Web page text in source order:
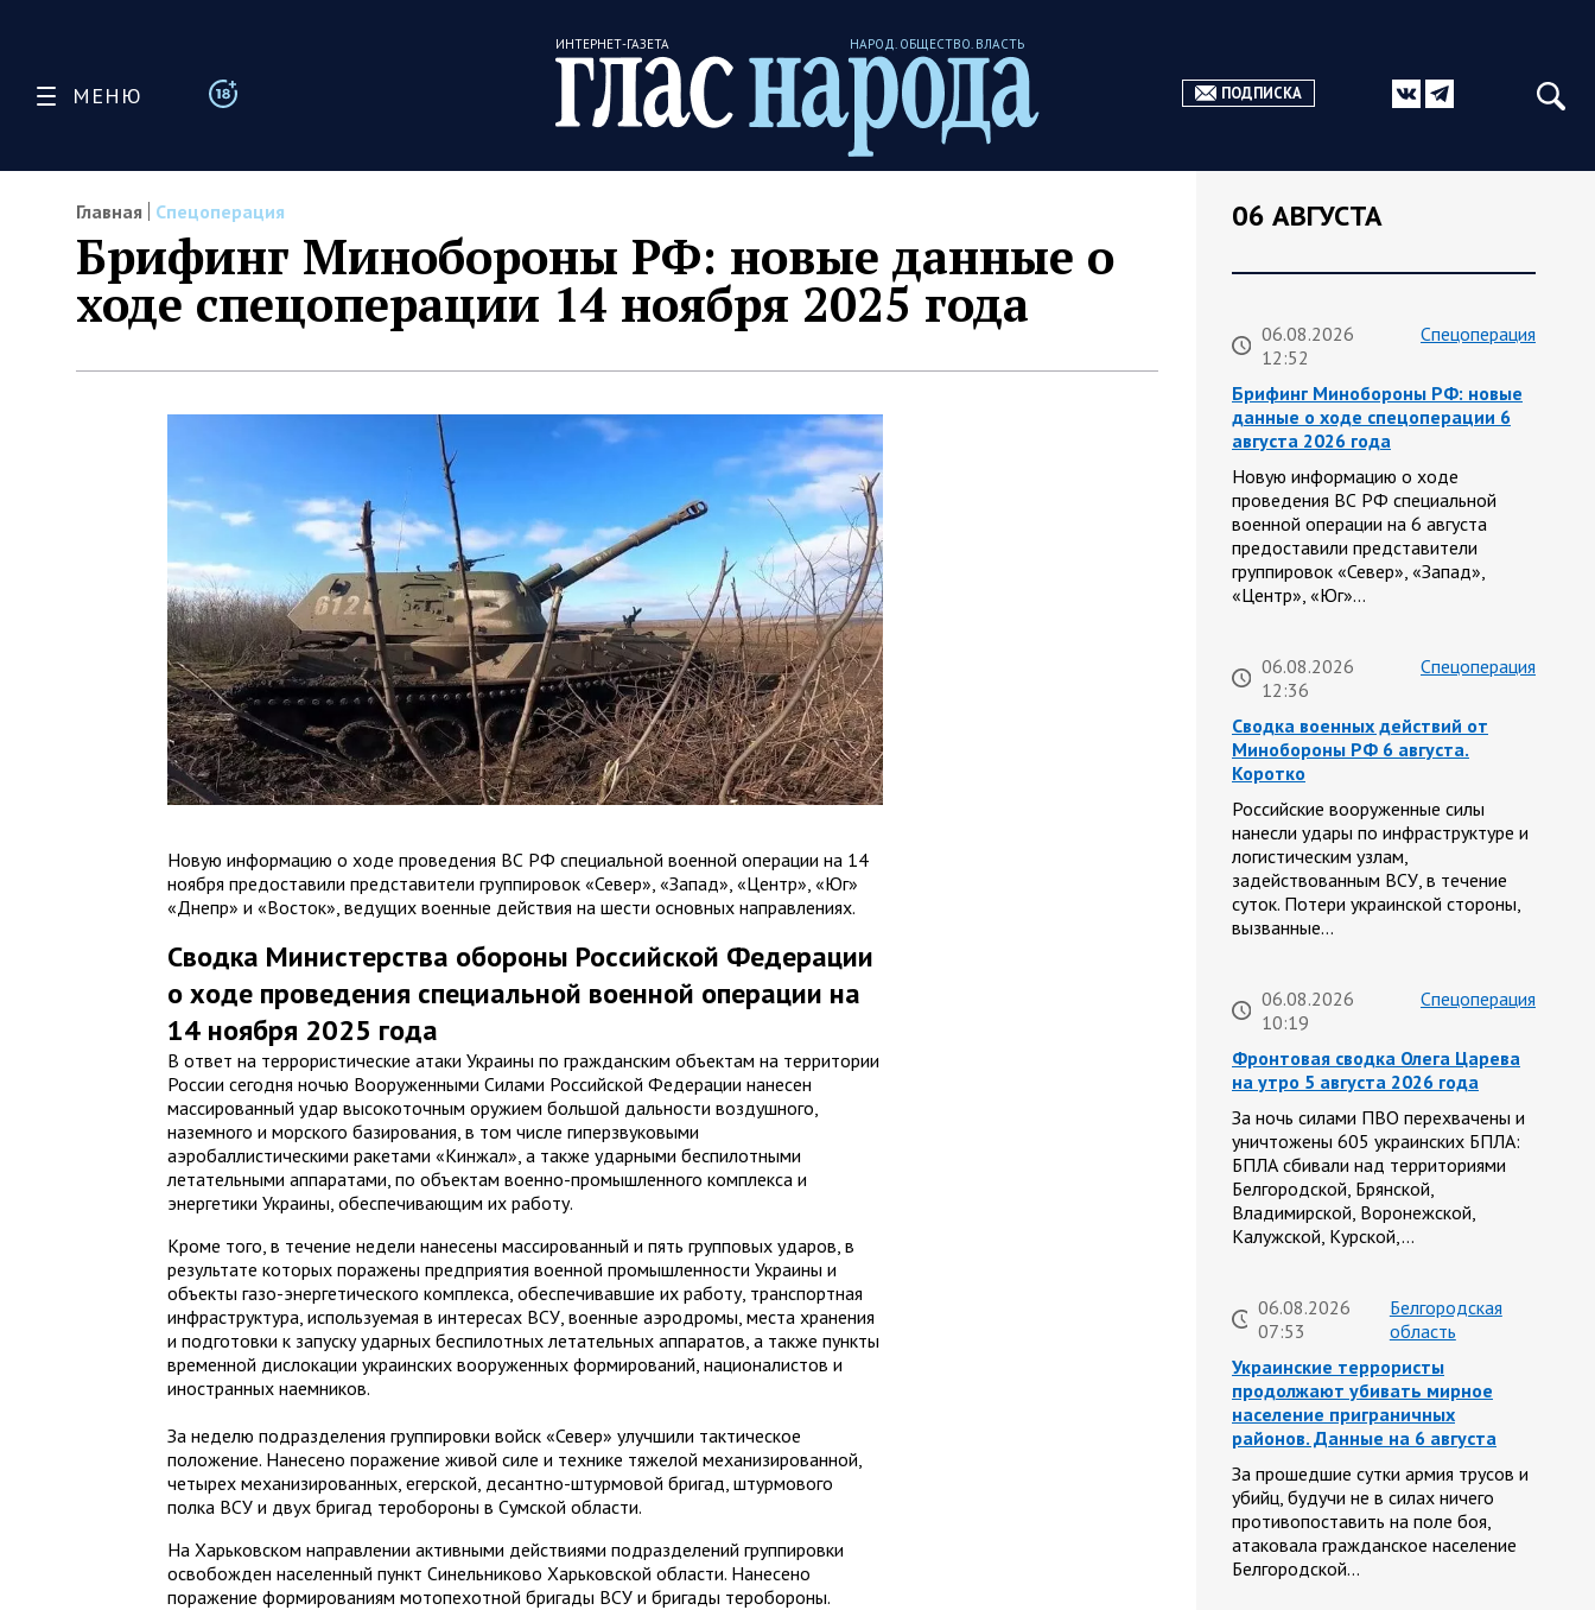
МЕНЮ
ИНТЕРНЕТ-ГАЗЕТА НАРОД. ОБЩЕСТВО. ВЛАСТЬ
ПОДПИСКА
Главная Спецоперация
Брифинг Минобороны РФ: новые данные о
ходе спецоперации 14 ноября 2025 года
Новую информацию о ходе проведения ВС РФ специальной военной операции на 14
ноября предоставили представители группировок «Север», «Запад», «Центр», «Юг»
«Днепр» и «Восток», ведущих военные действия на шести основных направлениях.
Сводка Министерства обороны Российской Федерации
о ходе проведения специальной военной операции на
14 ноября 2025 года
В ответ на террористические атаки Украины по гражданским объектам на территории
России сегодня ночью Вооруженными Силами Российской Федерации нанесен
массированный удар высокоточным оружием большой дальности воздушного,
наземного и морского базирования, в том числе гиперзвуковыми
аэробаллистическими ракетами «Кинжал», а также ударными беспилотными
летательными аппаратами, по объектам военно-промышленного комплекса и
энергетики Украины, обеспечивающим их работу.
Кроме того, в течение недели нанесены массированный и пять групповых ударов, в
результате которых поражены предприятия военной промышленности Украины и
объекты газо-энергетического комплекса, обеспечивавшие их работу, транспортная
инфраструктура, используемая в интересах ВСУ, военные аэродромы, места хранения
и подготовки к запуску ударных беспилотных летательных аппаратов, а также пункты
временной дислокации украинских вооруженных формирований, националистов и
иностранных наемников.
За неделю подразделения группировки войск «Север» улучшили тактическое
положение. Нанесено поражение живой силе и технике тяжелой механизированной,
четырех механизированных, егерской, десантно-штурмовой бригад, штурмового
полка ВСУ и двух бригад теробороны в Сумской области.
На Харьковском направлении активными действиями подразделений группировки
освобожден населенный пункт Синельниково Харьковской области. Нанесено
поражение формированиям мотопехотной бригады ВСУ и бригады теробороны.
06 АВГУСТА
06.08.2026
12:52
Спецоперация
Брифинг Минобороны РФ: новые
данные о ходе спецоперации 6
августа 2026 года
Новую информацию о ходе
проведения ВС РФ специальной
военной операции на 6 августа
предоставили представители
группировок «Север», «Запад»,
«Центр», «Юг»…
06.08.2026
12:36
Спецоперация
Сводка военных действий от
Минобороны РФ 6 августа.
Коротко
Российские вооруженные силы
нанесли удары по инфраструктуре и
логистическим узлам,
задействованным ВСУ, в течение
суток. Потери украинской стороны,
вызванные…
06.08.2026
10:19
Спецоперация
Фронтовая сводка Олега Царева
на утро 5 августа 2026 года
За ночь силами ПВО перехвачены и
уничтожены 605 украинских БПЛА:
БПЛА сбивали над территориями
Белгородской, Брянской,
Владимирской, Воронежской,
Калужской, Курской,…
06.08.2026
07:53
Белгородская
область
Украинские террористы
продолжают убивать мирное
население приграничных
районов. Данные на 6 августа
За прошедшие сутки армия трусов и
убийц, будучи не в силах ничего
противопоставить на поле боя,
атаковала гражданское население
Белгородской…